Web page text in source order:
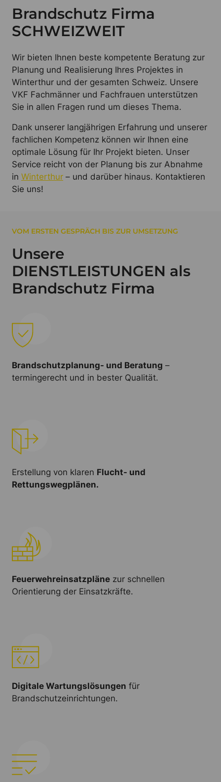
Brandschutz Firma
SCHWEIZWEIT
Wir bieten Ihnen beste kompetente Beratung zur
Planung und Realisierung Ihres Projektes in
Winterthur und der gesamten Schweiz. Unsere
VKF Fachmänner und Fachfrauen unterstützen
Sie in allen Fragen rund um dieses Thema.
Dank unserer langjährigen Erfahrung und unserer
fachlichen Kompetenz können wir Ihnen eine
optimale Lösung für Ihr Projekt bieten. Unser
Service reicht von der Planung bis zur Abnahme
in Winterthur – und darüber hinaus. Kontaktieren
Sie uns!
VOM ERSTEN GESPRÄCH BIS ZUR UMSETZUNG
Unsere
DIENSTLEISTUNGEN als
Brandschutz Firma
Brandschutzplanung- und Beratung –
termingerecht und in bester Qualität.
Erstellung von klaren Flucht- und
Rettungswegplänen.
Feuerwehreinsatzpläne zur schnellen
Orientierung der Einsatzkräfte.
Digitale Wartungslösungen für
Brandschutzeinrichtungen.